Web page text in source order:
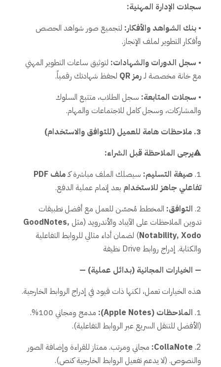
سجلات الإدارة المهنية:
• بنك الشواهد والأفكار: لتجميع صور شواهد الحصص
وأفكار التطوير لملف الإنجاز.
• سجل الدورات والشهادات: لتوثيق ساعات التطوير المهني
مع خانة مخصصة لـرمز QR
لحفظ شهادتك رقمياً.
• سجلات المتابعة: سجل الطلاب، متتبع السلوك
والمشاركات، وسجل كامل للاجتماعات والمهام.
3. ملاحظات هامة للعميل (للتوافق والاستخدام)
⚠️يرجى الملاحظة قبل الشراء:
1. صيغة التسليم: سيصلك الملف مباشرة كـ
ملف PDF
تفاعلي جاهز للاستخدام بعد إتمام عملية الدفع.
2. التوافق: المخطط مُحسّن للعمل مع أفضل تطبيقات
تدوين الملاحظات على الآيباد والأندرويد (مثل GoodNotes,
Notability, Xodo) لضمان أداء مثالي للروابط التفاعلية
والكتابة. إدراج روابط Drive نظيفة
— الخيارات المجانية (بدائل عملية) —
هذه الخيارات تعمل، لكنها ذات قيود في إدراج الروابط الخارجية.
1. الملاحظات (Apple Notes):
مدمج ومجاني 100%.
(الأفضل للتنقل السريع عبر الروابط التفاعلية).
2.
CollaNote: مجاني ومرتب. ممتاز للقراءة وإضافة الصور
والنصوص. (لا يدعم تفعيل الروابط الخارجية كنص).